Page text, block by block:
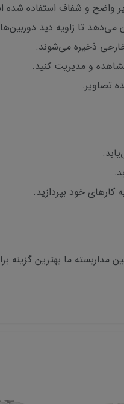
واضح و شفاف استفاده
تا زاویه دید دوربین‌ها
ذخیره می‌شوند.
و مدیریت کنید.
تصاویر.
خود بپردازید.
یک سیستم نظارتی قوی و کارآمد برای پارکینگ خود